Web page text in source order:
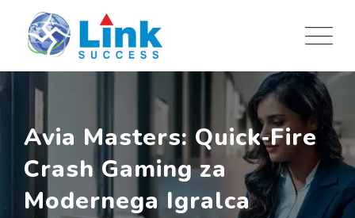
content
Avia Masters: Quick‑Fire
Crash Gaming za
Modernega Igralca